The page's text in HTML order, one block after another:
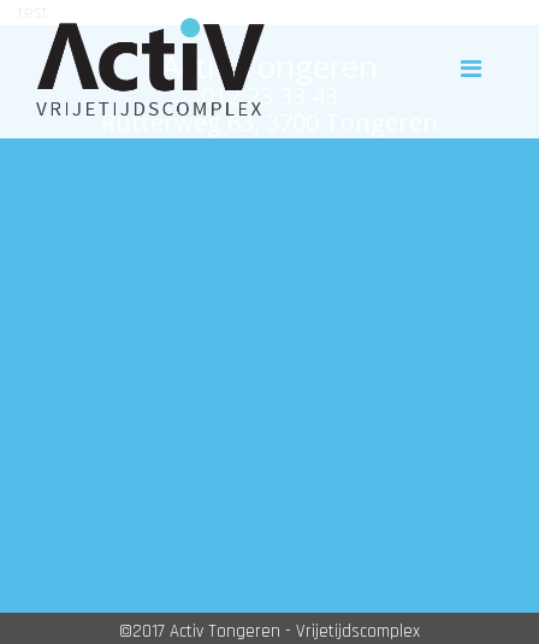
Activ Tongeren
012 23 33 43
Rutterweg 63, 3700 Tongeren
©2017 Activ Tongeren - Vrijetijdscomplex